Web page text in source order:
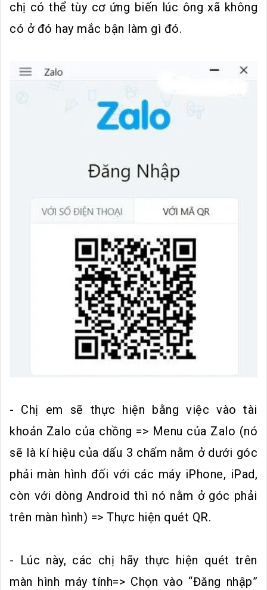
chị có thể tùy cơ ứng biến lúc ông xã không
có ở đó hay mắc bận làm gì đó.
- Chị em sẽ thực hiện bằng việc vào tài
khoản Zalo của chồng => Menu của Zalo (nó
sẽ là kí hiệu của dấu 3 chấm nằm ở dưới góc
phải màn hình đối với các máy iPhone, iPad,
còn với dòng Android thì nó nằm ở góc phải
trên màn hình) => Thực hiện quét QR.
- Lúc này, các chị hãy thực hiện quét trên
màn hình máy tính=> Chọn vào “Đăng nhập”